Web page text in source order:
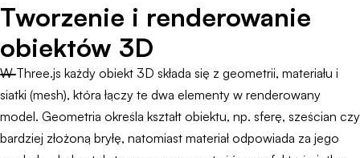
Tworzenie i renderowanie
obiektów 3D
W Three.js każdy obiekt 3D składa się z geometrii, materiału i
siatki (mesh), która łączy te dwa elementy w renderowany
model. Geometria określa kształt obiektu, np. sferę, sześcian czy
bardziej złożoną bryłę, natomiast materiał odpowiada za jego